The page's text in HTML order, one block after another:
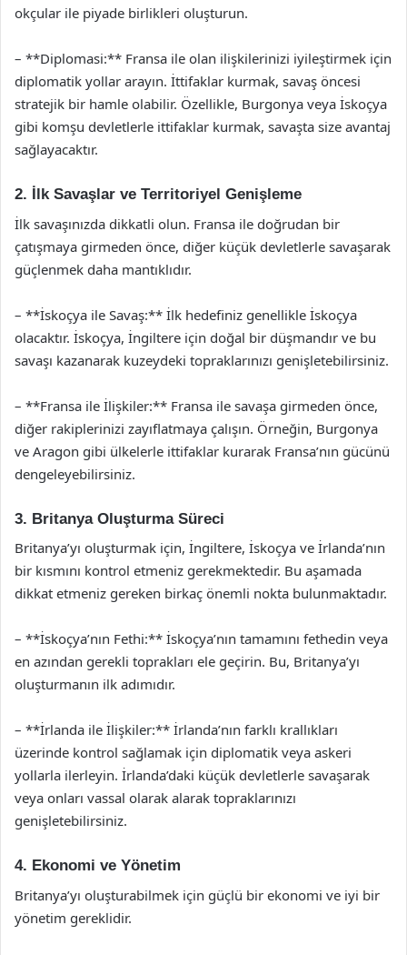
okçular ile piyade birlikleri oluşturun.
– **Diplomasi:** Fransa ile olan ilişkilerinizi iyileştirmek için
diplomatik yollar arayın. İttifaklar kurmak, savaş öncesi
stratejik bir hamle olabilir. Özellikle, Burgonya veya İskoçya
gibi komşu devletlerle ittifaklar kurmak, savaşta size avantaj
sağlayacaktır.
2. İlk Savaşlar ve Territoriyel Genişleme
İlk savaşınızda dikkatli olun. Fransa ile doğrudan bir
çatışmaya girmeden önce, diğer küçük devletlerle savaşarak
güçlenmek daha mantıklıdır.
– **İskoçya ile Savaş:** İlk hedefiniz genellikle İskoçya
olacaktır. İskoçya, İngiltere için doğal bir düşmandır ve bu
savaşı kazanarak kuzeydeki topraklarınızı genişletebilirsiniz.
– **Fransa ile İlişkiler:** Fransa ile savaşa girmeden önce,
diğer rakiplerinizi zayıflatmaya çalışın. Örneğin, Burgonya
ve Aragon gibi ülkelerle ittifaklar kurarak Fransa’nın gücünü
dengeleyebilirsiniz.
3. Britanya Oluşturma Süreci
Britanya’yı oluşturmak için, İngiltere, İskoçya ve İrlanda’nın
bir kısmını kontrol etmeniz gerekmektedir. Bu aşamada
dikkat etmeniz gereken birkaç önemli nokta bulunmaktadır.
– **İskoçya’nın Fethi:** İskoçya’nın tamamını fethedin veya
en azından gerekli toprakları ele geçirin. Bu, Britanya’yı
oluşturmanın ilk adımıdır.
– **İrlanda ile İlişkiler:** İrlanda’nın farklı krallıkları
üzerinde kontrol sağlamak için diplomatik veya askeri
yollarla ilerleyin. İrlanda’daki küçük devletlerle savaşarak
veya onları vassal olarak alarak topraklarınızı
genişletebilirsiniz.
4. Ekonomi ve Yönetim
Britanya’yı oluşturabilmek için güçlü bir ekonomi ve iyi bir
yönetim gereklidir.